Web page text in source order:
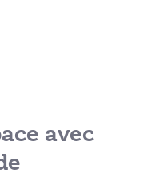
avec